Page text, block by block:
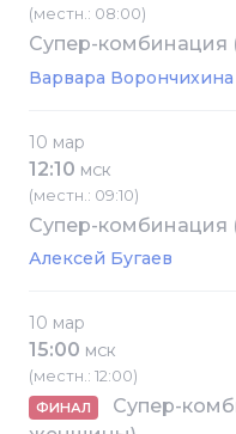
(местн.: 08:00)
Супер-комбинация
Варвара Ворончихина
10 мар
12:10 МСК
(местн.: 09:10)
Супер-комбинация
Алексей Бугаев
10 мар
15:00 МСК
(местн.: 12:00)
ФИНАЛ
Супер-